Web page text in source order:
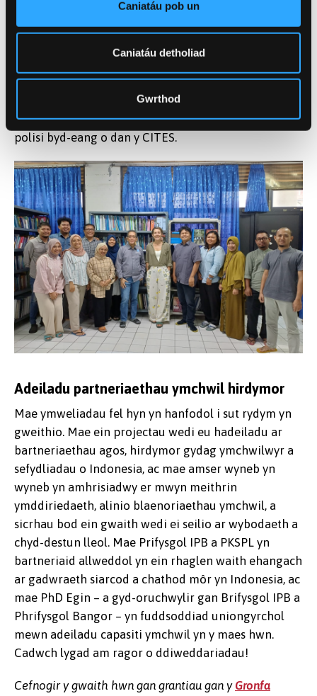
Caniatáu pob un
Caniatáu detholiad
Gwrthod
ddatblygu, a nodi ble a sut y gellir cynllunio
ymyriadau rheoli domestig ac ymyriadau rheoli lleol
i leihau marwoldeb wrth bysgota wrth gefnogi
tystiolaeth sy'n bwydo'n uniongyrchol i brosesau
polisi domestig a rhyngwladol, gan gynnwys helpu
llywodraeth Indonesia i gyflawni ei hymrwymiadau
polisi byd-eang o dan y CITES.
Adeiladu partneriaethau ymchwil hirdymor
Mae ymweliadau fel hyn yn hanfodol i sut rydym yn
gweithio. Mae ein projectau wedi eu hadeiladu ar
bartneriaethau agos, hirdymor gydag ymchwilwyr a
sefydliadau o Indonesia, ac mae amser wyneb yn
wyneb yn amhrisiadwy er mwyn meithrin
ymddiriedaeth, alinio blaenoriaethau ymchwil, a
sicrhau bod ein gwaith wedi ei seilio ar wybodaeth a
chyd-destun lleol. Mae Prifysgol IPB a PKSPL yn
bartneriaid allweddol yn ein rhaglen waith ehangach
ar gadwraeth siarcod a chathod môr yn Indonesia, ac
mae PhD Egin – a gyd-oruchwylir gan Brifysgol IPB a
Phrifysgol Bangor – yn fuddsoddiad uniongyrchol
mewn adeiladu capasiti ymchwil yn y maes hwn.
Cadwch lygad am ragor o ddiweddariadau!
Cefnogir y gwaith hwn gan grantiau gan y Gronfa